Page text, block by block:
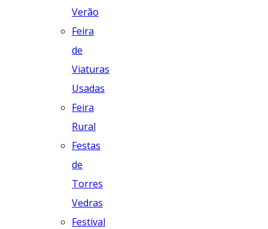
Verão
Feira
de
Viaturas
Usadas
Feira
Rural
Festas
de
Torres
Vedras
Festival